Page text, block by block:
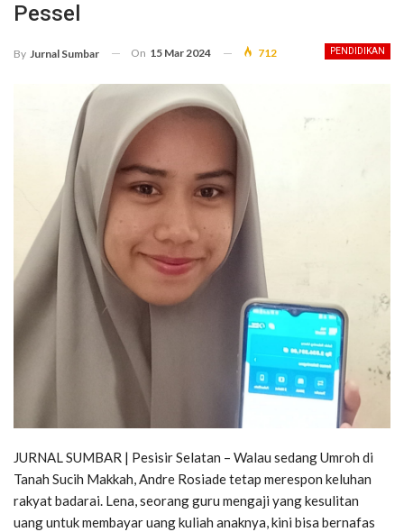
Pessel
PENDIDIKAN
By Jurnal Sumbar On 15 Mar 2024 712
JURNAL SUMBAR | Pesisir Selatan – Walau sedang Umroh di
Tanah Sucih Makkah, Andre Rosiade tetap merespon keluhan
rakyat badarai. Lena, seorang guru mengaji yang kesulitan
uang untuk membayar uang kuliah anaknya, kini bisa bernafas